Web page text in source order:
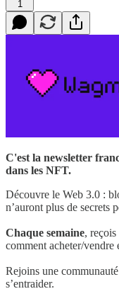
1
C'est la newsletter
dans les NFT.
Découvre le Web 3.0 :
n’auront plus de secrets
Chaque semaine,
comment acheter/vendre
Rejoins une
s’entraider.